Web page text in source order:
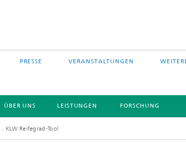
PRESSE VERANSTALTUNGEN
ÜBER UNS LEISTUNGEN FORSCHUNG
KLW Reifegrad-Tool